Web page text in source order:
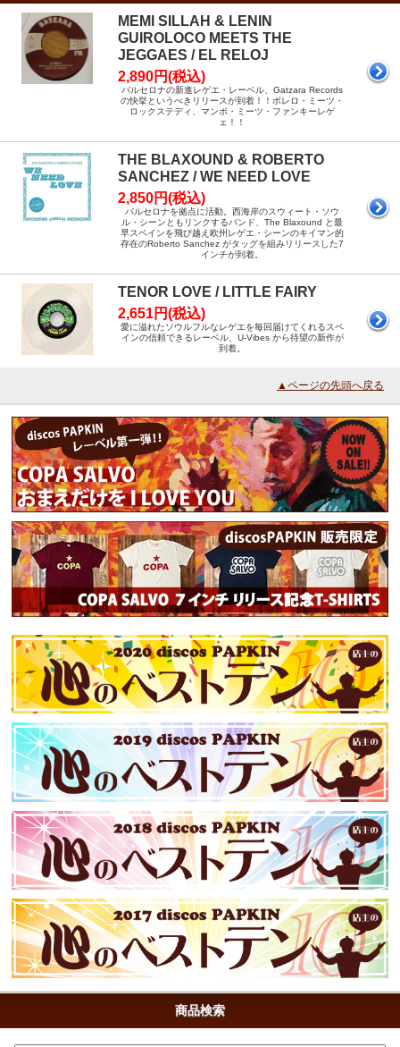
MEMI SILLAH & LENIN
GUIROLOCO MEETS THE
JEGGAES / EL RELOJ
2,890円(税込)
バルセロナの新進レゲエ・レーベル、Gatzara Records
の快挙というべきリリースが到着！！ボレロ・ミーツ・
ロックステディ、マンボ・ミーツ・ファンキーレゲ
ェ！！
THE BLAXOUND & ROBERTO
SANCHEZ / WE NEED LOVE
2,850円(税込)
バルセロナを拠点に活動。西海岸のスウィート・ソウ
ル・シーンともリンクするバンド、The Blaxound と最
早スペインを飛び越え欧州レゲエ・シーンのキイマン的
存在のRoberto Sanchez がタッグを組みリリースした7
インチが到着。
TENOR LOVE / LITTLE FAIRY
2,651円(税込)
愛に溢れたソウルフルなレゲエを毎回届けてくれるスペ
インの信頼できるレーベル、U-Vibes から待望の新作が
到着。
▲ページの先頭へ戻る
商品検索